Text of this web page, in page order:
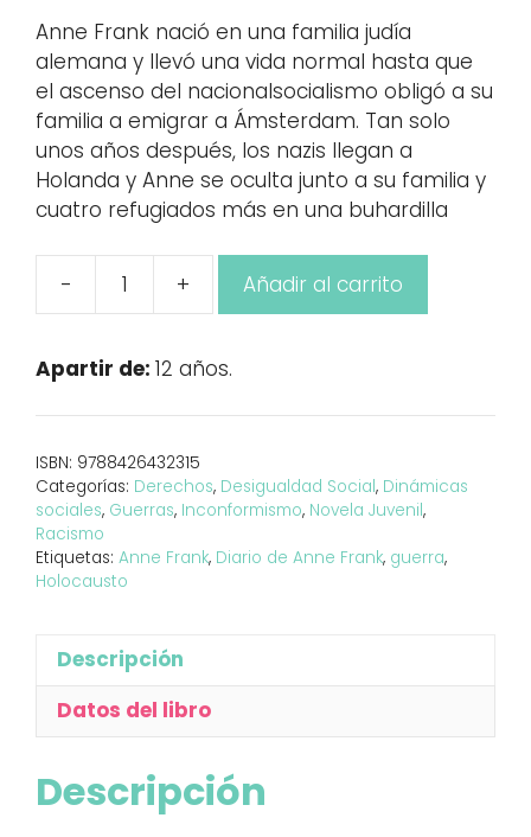
Anne Frank nació en una familia judía
alemana y llevó una vida normal hasta que
el ascenso del nacionalsocialismo obligó a su
familia a emigrar a Ámsterdam. Tan solo
unos años después, los nazis llegan a
Holanda y Anne se oculta junto a su familia y
cuatro refugiados más en una buhardilla
-
Diario
(edición
cantidad
+ Añadir al carrito
Apartir de: 12 años.
ISBN: 9788426432315
Categorías: Derechos, Desigualdad Social, Dinámicas
sociales, Guerras, Inconformismo, Novela Juvenil,
Racismo
Etiquetas: Anne Frank, Diario de Anne Frank, guerra,
Holocausto
Descripción
Datos del libro
Descripción